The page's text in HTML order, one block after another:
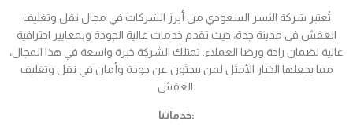
تُعتبر شركة النسر السعودي من أبرز الشركات في مجال نقل وتغليف
العفش في مدينة جدة، حيث تقدم خدمات عالية الجودة وبمعايير احترافية
عالية لضمان راحة ورضا العملاء. تمتلك الشركة خبرة واسعة في هذا المجال،
مما يجعلها الخيار الأمثل لمن يبحثون عن جودة وأمان في نقل وتغليف
العفش.
خدماتنا: